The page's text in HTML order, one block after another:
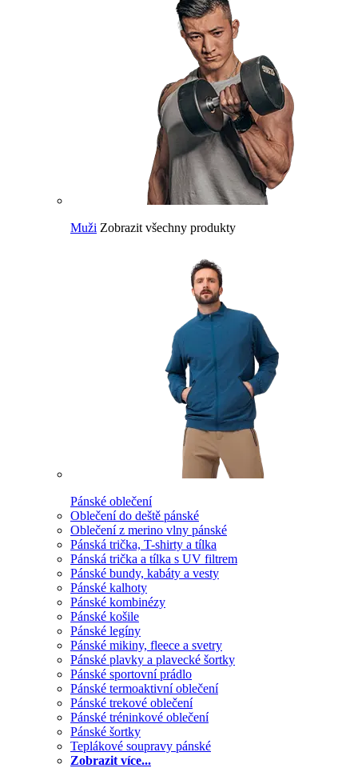
Muži Zobrazit všechny produkty
Pánské oblečení
Oblečení do deště pánské
Oblečení z merino vlny pánské
Pánská trička, T-shirty a tílka
Pánská trička a tílka s UV filtrem
Pánské bundy, kabáty a vesty
Pánské kalhoty
Pánské kombinézy
Pánské košile
Pánské legíny
Pánské mikiny, fleece a svetry
Pánské plavky a plavecké šortky
Pánské sportovní prádlo
Pánské termoaktivní oblečení
Pánské trekové oblečení
Pánské tréninkové oblečení
Pánské šortky
Teplákové soupravy pánské
Zobrazit více...